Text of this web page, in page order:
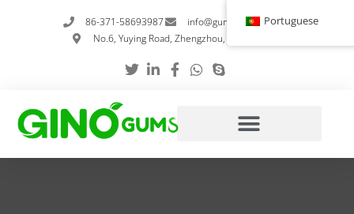
86-371-58693987
info@gumstabilizer.com
No.6, Yuying Road, Zhengzhou, Henan, China
Portuguese